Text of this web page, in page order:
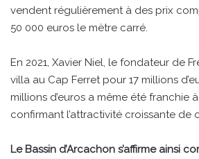
vendent régulièrement à des prix
50 000 euros le mètre carré.
En 2021, Xavier Niel, le fondateur de
villa au Cap Ferret pour 17 millions
millions d’euros a même été franchie
confirmant l’attractivité croissante de
Le Bassin d’Arcachon s’affirme ainsi